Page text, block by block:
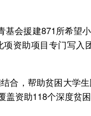
基会援建871所希
资助项目专门写
合，帮助贫困大学
资助118个深度贫